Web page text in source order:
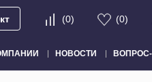
(0) (0)
НОВОСТИ